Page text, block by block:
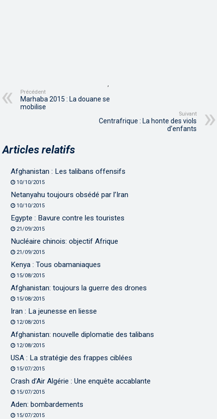
,
Précédent
Marhaba 2015 : La douane se
mobilise
Suivant
Centrafrique : La honte des viols
d’enfants
Articles relatifs
Afghanistan : Les talibans offensifs
10/10/2015
Netanyahu toujours obsédé par l’Iran
10/10/2015
Egypte : Bavure contre les touristes
21/09/2015
Nucléaire chinois: objectif Afrique
21/09/2015
Kenya : Tous obamaniaques
15/08/2015
Afghanistan: toujours la guerre des drones
15/08/2015
Iran : La jeunesse en liesse
12/08/2015
Afghanistan: nouvelle diplomatie des talibans
12/08/2015
USA : La stratégie des frappes ciblées
15/07/2015
Crash d’Air Algérie : Une enquête accablante
15/07/2015
Aden: bombardements
15/07/2015